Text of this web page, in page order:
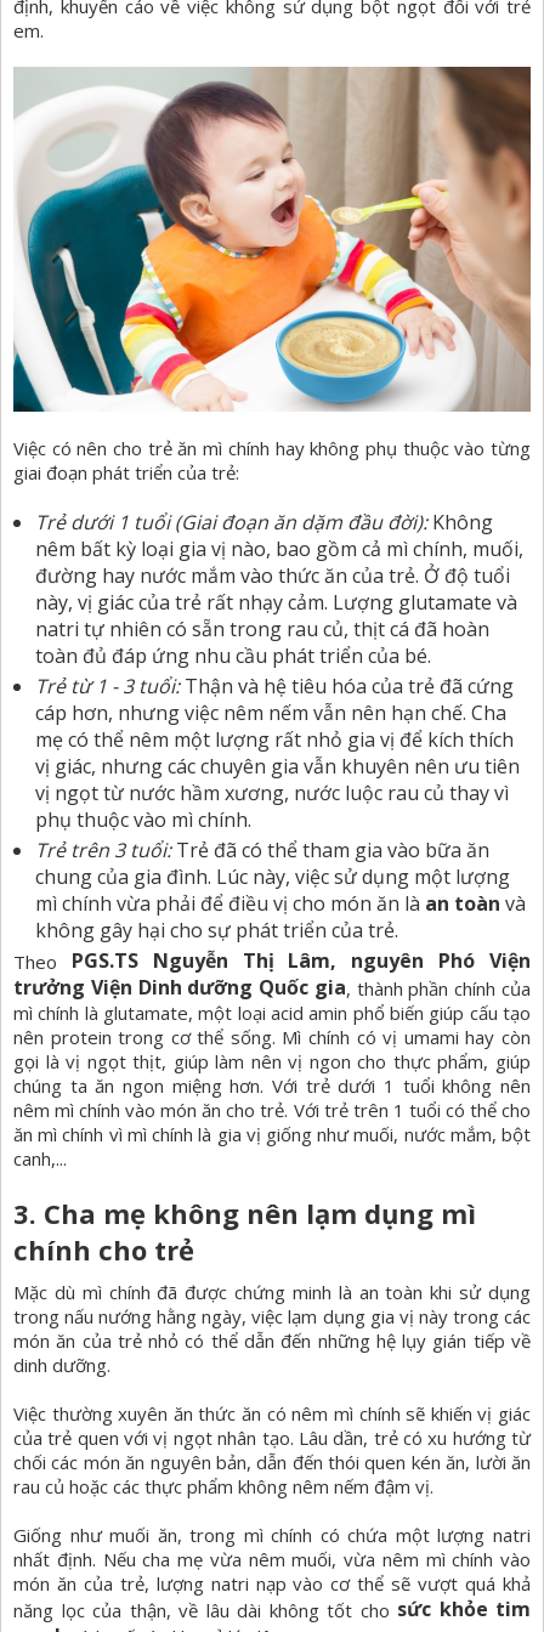
định, khuyến cáo về việc không sử dụng bột ngọt đối với trẻ
em.
Việc có nên cho trẻ ăn mì chính hay không phụ thuộc vào từng
giai đoạn phát triển của trẻ:
Trẻ dưới 1 tuổi (Giai đoạn ăn dặm đầu đời): Không
nêm bất kỳ loại gia vị nào, bao gồm cả mì chính, muối,
đường hay nước mắm vào thức ăn của trẻ. Ở độ tuổi
này, vị giác của trẻ rất nhạy cảm. Lượng glutamate và
natri tự nhiên có sẵn trong rau củ, thịt cá đã hoàn
toàn đủ đáp ứng nhu cầu phát triển của bé.
Trẻ từ 1 - 3 tuổi: Thận và hệ tiêu hóa của trẻ đã cứng
cáp hơn, nhưng việc nêm nếm vẫn nên hạn chế. Cha
mẹ có thể nêm một lượng rất nhỏ gia vị để kích thích
vị giác, nhưng các chuyên gia vẫn khuyên nên ưu tiên
vị ngọt từ nước hầm xương, nước luộc rau củ thay vì
phụ thuộc vào mì chính.
Trẻ trên 3 tuổi: Trẻ đã có thể tham gia vào bữa ăn
chung của gia đình. Lúc này, việc sử dụng một lượng
mì chính vừa phải để điều vị cho món ăn là an toàn và
không gây hại cho sự phát triển của trẻ.
Theo
PGS.TS Nguyễn Thị Lâm, nguyên Phó Viện
trưởng Viện Dinh dưỡng Quốc gia, thành phần chính của
mì chính là glutamate, một loại acid amin phổ biến giúp cấu tạo
nên protein trong cơ thể sống. Mì chính có vị umami hay còn
gọi là vị ngọt thịt, giúp làm nên vị ngon cho thực phẩm, giúp
chúng ta ăn ngon miệng hơn. Với trẻ dưới 1 tuổi không nên
nêm mì chính vào món ăn cho trẻ. Với trẻ trên 1 tuổi có thể cho
ăn mì chính vì mì chính là gia vị giống như muối, nước mắm, bột
canh,...
3. Cha mẹ không nên lạm dụng mì
chính cho trẻ
Mặc dù mì chính đã được chứng minh là an toàn khi sử dụng
trong nấu nướng hằng ngày, việc lạm dụng gia vị này trong các
món ăn của trẻ nhỏ có thể dẫn đến những hệ lụy gián tiếp về
dinh dưỡng.
Việc thường xuyên ăn thức ăn có nêm mì chính sẽ khiến vị giác
của trẻ quen với vị ngọt nhân tạo. Lâu dần, trẻ có xu hướng từ
chối các món ăn nguyên bản, dẫn đến thói quen kén ăn, lười ăn
rau củ hoặc các thực phẩm không nêm nếm đậm vị.
Giống như muối ăn, trong mì chính có chứa một lượng natri
nhất định. Nếu cha mẹ vừa nêm muối, vừa nêm mì chính vào
món ăn của trẻ, lượng natri nạp vào cơ thể sẽ vượt quá khả
năng lọc của thận, về lâu dài không tốt cho sức khỏe tim